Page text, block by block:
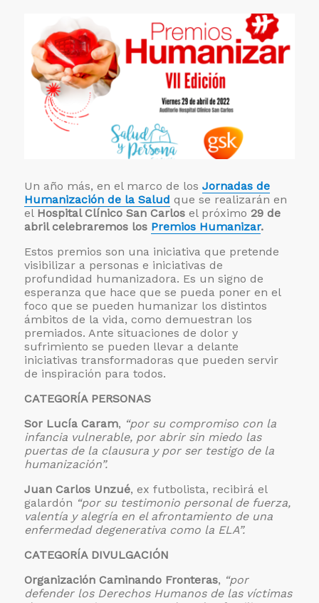
Un año más, en el marco de losJornadas de
Humanización de la Salud que se realizarán en
el Hospital Clínico San Carlos el próximo29 de
abril celebraremos los Premios Humanizar.
Estos premios son una iniciativa que pretende
visibilizar a personas e iniciativas de
profundidad humanizadora. Es un signo de
esperanza que hace que se pueda poner en el
foco que se pueden humanizar los distintos
ámbitos de la vida, como demuestran los
premiados. Ante situaciones de dolor y
sufrimiento se pueden llevar a delante
iniciativas transformadoras que pueden servir
de inspiración para todos.
CATEGORÍA PERSONAS
Sor Lucía Caram, “por su compromiso con la
infancia vulnerable, por abrir sin miedo las
puertas de la clausura y por ser testigo de la
humanización”.
Juan Carlos Unzué, ex futbolista, recibirá el
galardón “por su testimonio personal de fuerza,
valentía y alegría en el afrontamiento de una
enfermedad degenerativa como la ELA”.
CATEGORÍA DIVULGACIÓN
Organización Caminando Fronteras, “por
defender los Derechos Humanos de las víctimas